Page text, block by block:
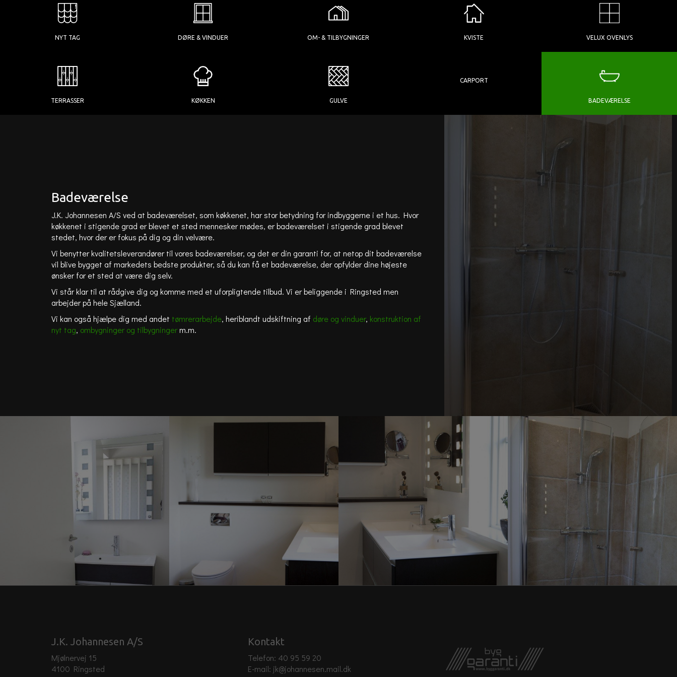
NYT TAG DØRE & VINDUER OM- & TILBYGNINGER KVISTE VELUX OVENLYS
TERRASSER KØKKEN GULVE
CARPORT
BADEVÆRELSE
Badeværelse
J.K. Johannesen A/S ved at badeværelset, som køkkenet, har stor betydning for indbyggerne i et hus. Hvor
køkkenet i stigende grad er blevet et sted mennesker mødes, er badeværelset i stigende grad blevet
stedet, hvor der er fokus på dig og din velvære.
Vi benytter kvalitetsleverandører til vores badeværelser, og det er din garanti for, at netop dit badeværelse
vil blive bygget af markedets bedste produkter, så du kan få et badeværelse, der opfylder dine højeste
ønsker for et sted at være dig selv.
Vi står klar til at rådgive dig og komme med et uforpligtende tilbud. Vi er beliggende i Ringsted men
arbejder på hele Sjælland.
Vi kan også hjælpe dig med andet tømrerarbejde, heriblandt udskiftning af døre og vinduer, konstruktion af
nyt tag, ombygninger og tilbygningerm.m.
J.K. Johannesen A/S
Mjølnervej 15
4100 Ringsted
Kontakt
Telefon: 40 95 59 20
E-mail: jk@johannesen.mail.dk